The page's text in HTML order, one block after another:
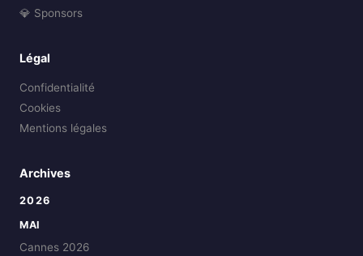
💎 Sponsors
Légal
Confidentialité
Cookies
Mentions légales
Archives
2026
MAI
Cannes 2026